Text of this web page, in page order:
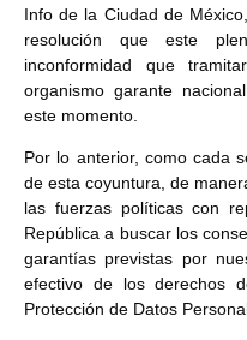
Info de la Ciudad de
resolución que este
inconformidad que
organismo garante
este momento.
Por lo anterior, como cada
de esta coyuntura, de
las fuerzas políticas con
República a buscar los
garantías previstas por
efectivo de los derechos
Protección de Datos